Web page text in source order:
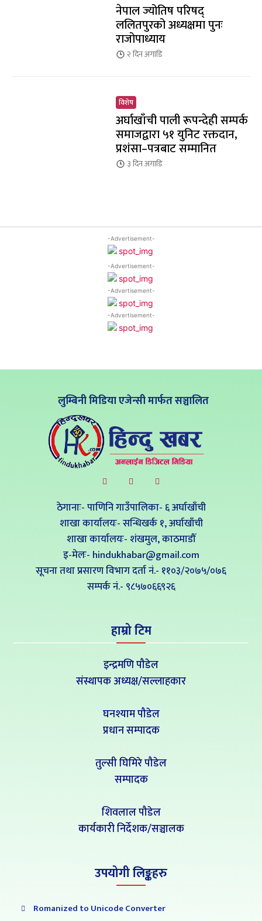
नेपाल ज्योतिष परिषद्
ललितपुरको अध्यक्षमा पुनः
राजोपाध्याय
२ दिनअगाडि
विशेष
अर्घाखाँची पाली रूपन्देही सम्पर्क
समाजद्वारा ५१ युनिट रक्तदान,
प्रशंसा–पत्रबाट सम्मानित
३ दिनअगाडि
-Advertisement-
-Advertisement-
-Advertisement-
-Advertisement-
लुम्बिनी मिडिया एजेन्सी मार्फत सञ्चालित
ठेगानाः- पाणिनि गाउँपालिका- ६ अर्घाखाँची
शाखा कार्यालयः- सन्धिखर्क १, अर्घाखाँची
शाखा कार्यालयः- शंखमुल, काठमाडौँ
इ-मेलः- hindukhabar@gmail.com
सूचना तथा प्रसारण विभाग दर्ता नं.- ११०३/२०७५/०७६
सम्पर्क नं‍.- ९८५७०६६९२६
हाम्रो टिम
इन्द्रमणि पौडेल
संस्थापक अध्यक्ष/सल्लाहकार
घनश्याम पौडेल
प्रधान सम्पादक
तुल्सी घिमिरे पौडेल
सम्पादक
शिवलाल पौडेल
कार्यकारी निर्देशक/सञ्चालक
उपयोगी लिङ्कहरु
Romanized to Unicode Converter